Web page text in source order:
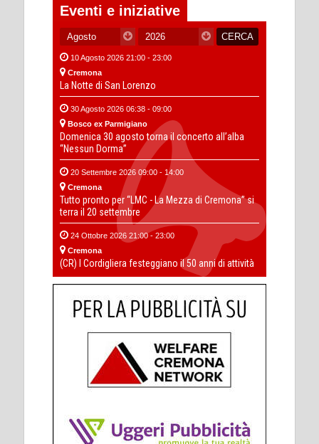
Eventi e iniziative
10 Agosto 2026 21:00 - 23:00
Cremona
La Notte di San Lorenzo
30 Agosto 2026 06:38 - 09:00
Bosco ex Parmigiano
Domenica 30 agosto torna il concerto all’alba
“Nessun Dorma”
20 Settembre 2026 09:00 - 14:00
Cremona
Tutto pronto per “LMC - La Mezza di Cremona” si
terra il 20 settembre
24 Ottobre 2026 21:00 - 23:00
Cremona
(CR) I Cordigliera festeggiano il 50 anni di attività